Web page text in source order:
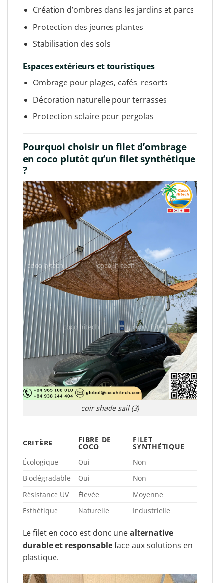
Création d’ombres dans les jardins et parcs
Protection des jeunes plantes
Stabilisation des sols
Espaces extérieurs et touristiques
Ombrage pour plages, cafés, resorts
Décoration naturelle pour terrasses
Protection solaire pour pergolas
Pourquoi choisir un filet d’ombrage
en coco plutôt qu’un filet synthétique
?
coir shade sail (3)
CRITÈRE FIBRE DE
COCO
FILET
SYNTHÉTIQUE
Écologique
Oui
Non
Biodégradable
Oui
Non
Résistance UV
Élevée
Moyenne
Esthétique
Naturelle Industrielle
Le filet en coco est donc unealternative
durable et responsableface aux solutions en
plastique.